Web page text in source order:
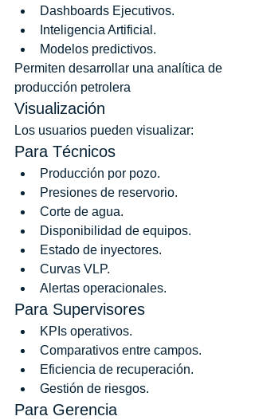
Dashboards Ejecutivos.
Inteligencia Artificial.
Modelos predictivos.
Permiten desarrollar una analítica de
producción petrolera
Visualización
Los usuarios pueden visualizar:
Para Técnicos
Producción por pozo.
Presiones de reservorio.
Corte de agua.
Disponibilidad de equipos.
Estado de inyectores.
Curvas VLP.
Alertas operacionales.
Para Supervisores
KPIs operativos.
Comparativos entre campos.
Eficiencia de recuperación.
Gestión de riesgos.
Para Gerencia